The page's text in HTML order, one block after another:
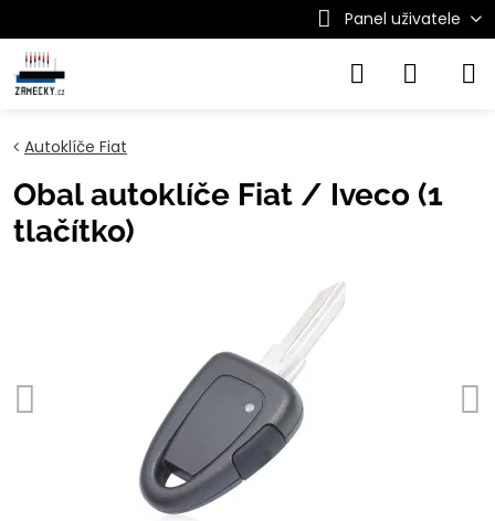
Panel uživatele
Autoklíče Fiat
Obal autoklíče Fiat / Iveco (1
tlačítko)